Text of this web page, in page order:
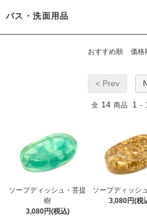
バス・洗面用品
おすすめ順 価格
< Prev
全 14 商品 1 -
ソープディッシュ・菩提
樹
3,080円(税込)
ソープディッシ
3,080円(税